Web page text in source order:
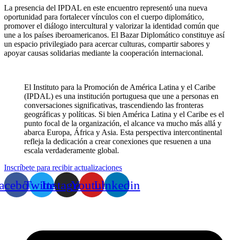
La presencia del IPDAL en este encuentro representó una nueva
oportunidad para fortalecer vínculos con el cuerpo diplomático,
promover el diálogo intercultural y valorizar la identidad común que
une a los países iberoamericanos. El Bazar Diplomático constituye así
un espacio privilegiado para acercar culturas, compartir sabores y
apoyar causas solidarias mediante la cooperación internacional.
El Instituto para la Promoción de América Latina y el Caribe
(IPDAL) es una institución portuguesa que une a personas en
conversaciones significativas, trascendiendo las fronteras
geográficas y políticas. Si bien América Latina y el Caribe es el
punto focal de la organización, el alcance va mucho más allá y
abarca Europa, África y Asia. Esta perspectiva intercontinental
refleja la dedicación a crear conexiones que resuenen a una
escala verdaderamente global.
Inscríbete para recibir actualizaciones
TwitterInstagramYoutubeLinkedin